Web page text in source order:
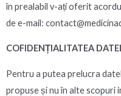
în prealabil v-ați oferit
de e-mail:
COFIDENȚIALITATEA
Pentru a putea prelucra
propuse și nu în alte scopuri